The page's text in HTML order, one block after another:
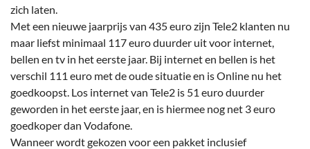
zich laten.
Met een nieuwe jaarprijs van 435 euro zijn Tele2 klanten nu
maar liefst minimaal 117 euro duurder uit voor internet,
bellen en tv in het eerste jaar. Bij internet en bellen is het
verschil 111 euro met de oude situatie en is Online nu het
goedkoopst. Los internet van Tele2 is 51 euro duurder
geworden in het eerste jaar, en is hiermee nog net 3 euro
goedkoper dan Vodafone.
Wanneer wordt gekozen voor een pakket inclusief